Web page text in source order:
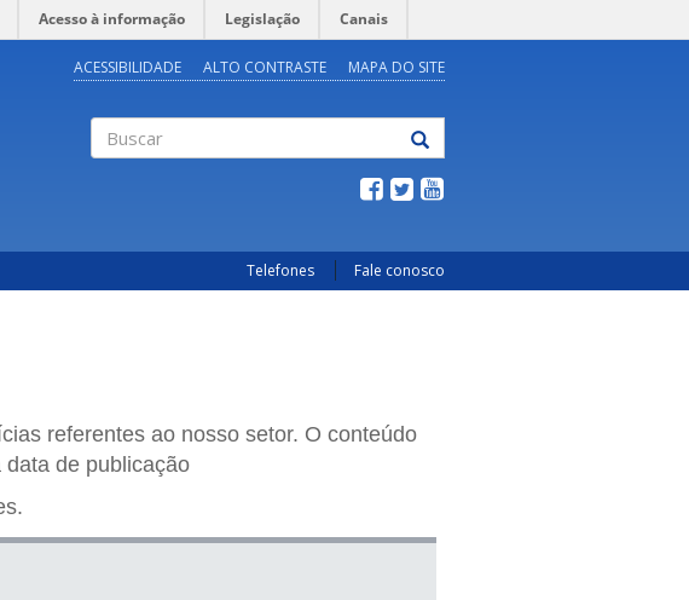
Acesso à informação Legislação Canais
ACESSIBILIDADE ALTO CONTRASTE MAPA DO SITE
Telefones Fale conosco
referentes ao nosso setor. O conteúdo
de publicação